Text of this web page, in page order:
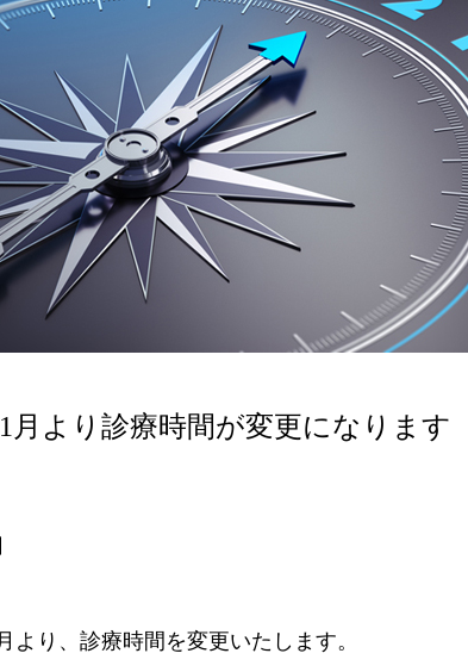
月より診療時間が変更になります
より、診療時間を変更いたします。